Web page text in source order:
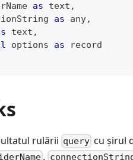
as text ,
as any,
text ,
options as
record
rulării query cu șirul
.